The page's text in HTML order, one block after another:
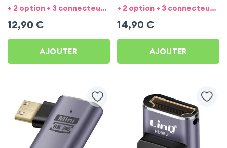
UHD - LinQ
+ 2 option + 3 connecteurs de sortie
12,90 €
AJOUTER
coudé à gauche 8K UHD -+ 2 option + 3 connecteurs de sortie
14,90 €
AJOUTER